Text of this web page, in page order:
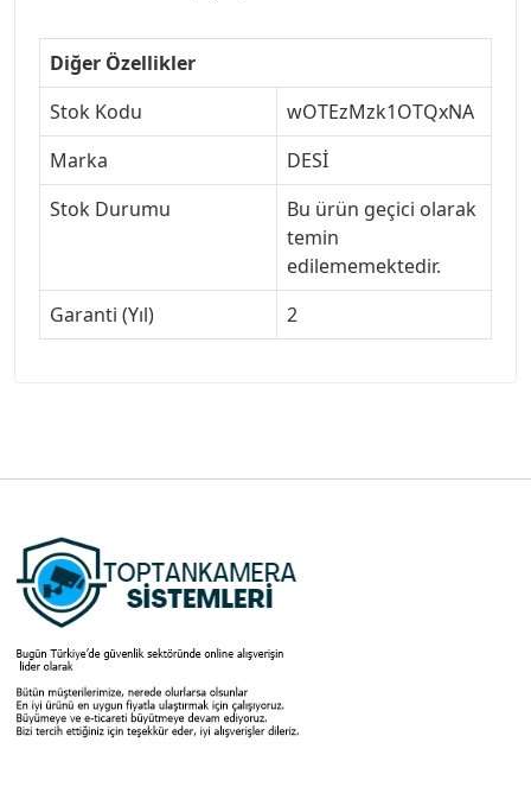
Diğer Özellikler
Stok Kodu
wOTEzMzk1OTQxNA
Marka
DESİ
Stok Durumu
Bu ürün geçici olarak
temin
edilememektedir.
Garanti (Yıl)
2